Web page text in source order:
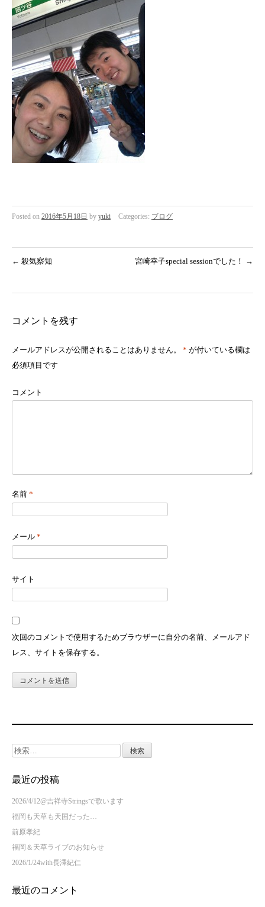
Posted on 2016年5月18日 by yuki Categories: ブログ
← 殺気察知 宮崎幸子special sessionでした！ →
コメントを残す
メールアドレスが公開されることはありません。 * が付いている欄は
必須項目です
コメント
名前 *
メール *
サイト
次回のコメントで使用するためブラウザーに自分の名前、メールアド
レス、サイトを保存する。
検
最近の投稿
2026/4/12@吉祥寺Stringsで歌います
福岡も天草も天国だった…
前原孝紀
福岡＆天草ライブのお知らせ
2026/1/24with長澤紀仁
最近のコメント